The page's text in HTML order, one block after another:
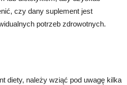
czy dany suplement jest
potrzeb zdrowotnych.
diety, należy wziąć pod uwagę kilka